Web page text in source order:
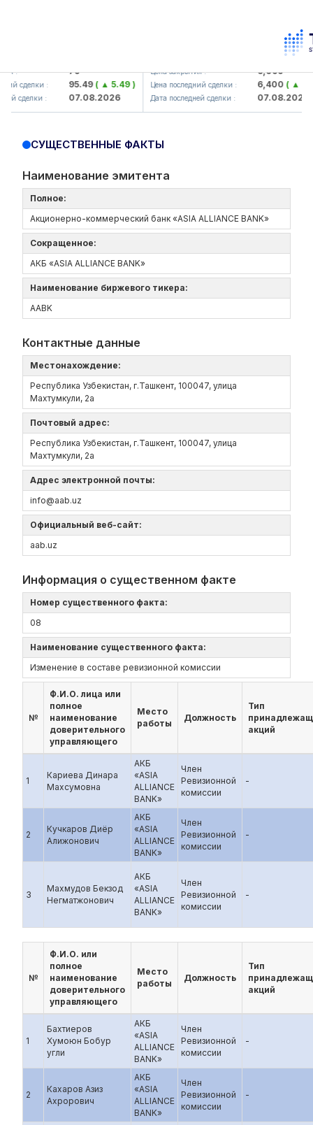
: 79
сделки : 95.49( ▲ 5.49 )
сделки : 07.08.2026
UZMK (<O'zmetkombinat> AJ)
Цена закрытия : 6,099
Цена последний сделки : 6,400( ▲
Дата последней сделки : 07.08.2026
СУЩЕСТВЕННЫЕ ФАКТЫ
Наименование эмитента
Полное:
Акционерно-коммерческий банк «ASIA ALLIANCE BANK»
Сокращенное:
АКБ «ASIA ALLIANCE BANK»
Наименование биржевого тикера:
AABK
Контактные данные
Местонахождение:
Республика Узбекистан, г.Ташкент, 100047, улица
Махтумкули, 2а
Почтовый адрес:
Республика Узбекистан, г.Ташкент, 100047, улица
Махтумкули, 2а
Адрес электронной почты:
info@aab.uz
Официальный веб-сайт:
aаb.uz
Информация о существенном факте
Номер существенного факта:
08
Наименование существенного факта:
Изменение в составе ревизионной комиссии
№
Ф.И.О. лица или
полное
наименование
доверительного
управляющего
Место
работы
Должность
Тип
акций
1
Кариева Динара
Махсумовна
АКБ
«ASIA
ALLIANCE
BANK»
Член
Ревизионной
комиссии
-
2
Кучкаров Диёр
Алижонович
АКБ
«ASIA
ALLIANCE
BANK»
Член
Ревизионной
комиссии
-
3
Махмудов Бекзод
Негматжонович
АКБ
«ASIA
ALLIANCE
BANK»
Член
Ревизионной
комиссии
-
№
Ф.И.О. или
полное
наименование
доверительного
управляющего
Место
работы
Должность
Тип
акций
1
Бахтиеров
Хумоюн Бобур
угли
АКБ
«ASIA
ALLIANCE
BANK»
Член
Ревизионной
комиссии
-
2
Кахаров Азиз
Ахрорович
АКБ
«ASIA
ALLIANCE
BANK»
Член
Ревизионной
комиссии
-